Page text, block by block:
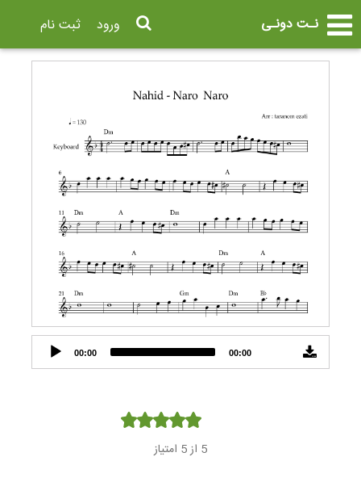
نـت دونـی ثبت نام ورود
Audio
Player
00:00 00:00
5 از 5 امتیاز